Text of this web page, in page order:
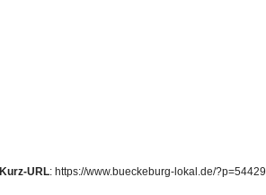
Kurz-URL: https://www.bueckeburg-lokal.de/?p=54429